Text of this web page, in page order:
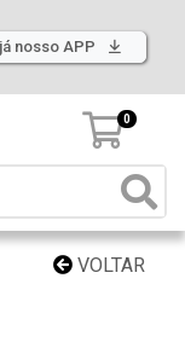
nosso APP
0
VOLTAR